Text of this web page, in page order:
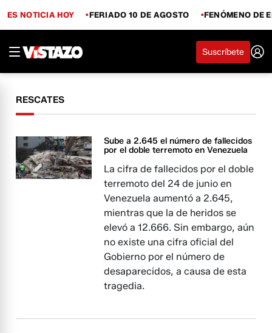
ES NOTICIA HOY FERIADO 10 DE AGOSTO FENÓMENO DE
Suscríbete
RESCATES
Sube a 2.645 el número de fallecidos
por el doble terremoto en Venezuela
La cifra de fallecidos por el doble
terremoto del 24 de junio en
Venezuela aumentó a 2.645,
mientras que la de heridos se
elevó a 12.666. Sin embargo, aún
no existe una cifra oficial del
Gobierno por el número de
desaparecidos, a causa de esta
tragedia.